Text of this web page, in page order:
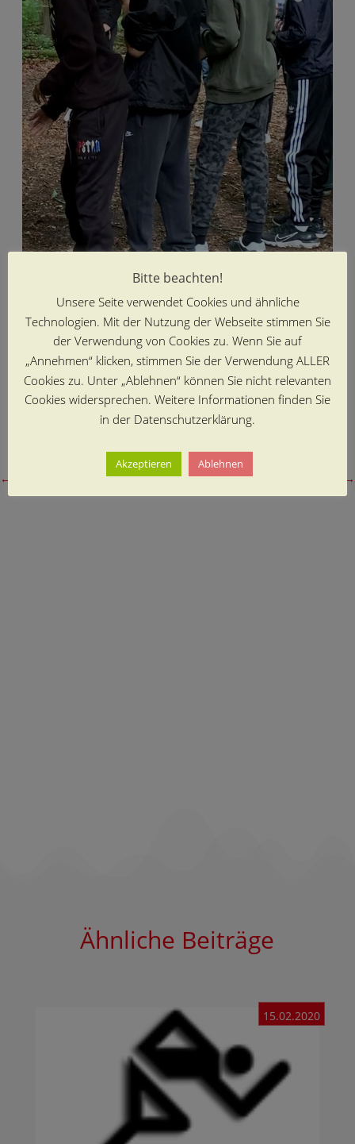
← vorheriger Beitrag →
Ähnliche Beiträge
15.02.2020
Bitte beachten!
Unsere Seite verwendet Cookies und ähnliche
Technologien. Mit der Nutzung der Webseite stimmen Sie
der Verwendung von Cookies zu. Wenn Sie auf
„Annehmen“ klicken, stimmen Sie der Verwendung ALLER
Cookies zu. Unter „Ablehnen“ können Sie nicht relevanten
Cookies widersprechen. Weitere Informationen finden Sie
in der Datenschutzerklärung.
Akzeptieren Ablehnen